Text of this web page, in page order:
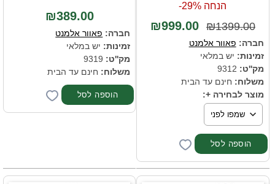
הנחה 29%-
₪1399.00
₪999.00
חברה: פאוור אלמנט
זמינות: יש במלאי
מק''ט:
משלוח: חינם עד הבית
מוצר לבחירה +:
₪389.00
חברה: פאוור אלמנט
זמינות: יש במלאי
מק''ט:
משלוח: חינם עד הבית